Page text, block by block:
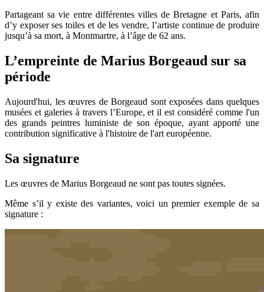
Partageant sa vie entre différentes villes de Bretagne et Paris, afin
d’y exposer ses toiles et de les vendre, l’artiste continue de produire
jusqu’à sa mort, à Montmartre, à l’âge de 62 ans.
L’empreinte de Marius Borgeaud sur sa
période
Aujourd'hui, les œuvres de Borgeaud sont exposées dans quelques
musées et galeries à travers l’Europe, et il est considéré comme l'un
des grands peintres luministe de son époque, ayant apporté une
contribution significative à l'histoire de l'art européenne.
Sa signature
Les œuvres de Marius Borgeaud ne sont pas toutes signées.
Même s’il y existe des variantes, voici un premier exemple de sa
signature :